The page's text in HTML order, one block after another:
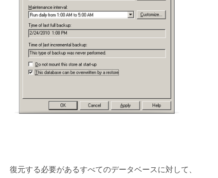
復元する必要があるすべてのデータベースに対して、